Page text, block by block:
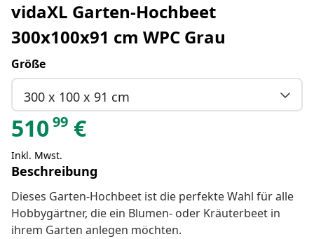
vidaXL Garten-Hochbeet
300x100x91 cm WPC Grau
Größe
300 x 100 x 91 cm
51099 €
Inkl. Mwst.
Beschreibung
Dieses Garten-Hochbeet ist die perfekte Wahl für alle
Hobbygärtner, die ein Blumen- oder Kräuterbeet in
ihrem Garten anlegen möchten.